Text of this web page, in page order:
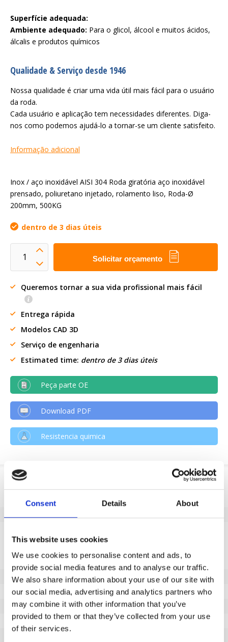
Consent Details About
This website uses cookies
We use cookies to personalise content and ads, to
provide social media features and to analyse our traffic.
We also share information about your use of our site with
our social media, advertising and analytics partners who
may combine it with other information that you’ve
provided to them or that they’ve collected from your use
of their services.
Superfície adequada:
Ambiente adequado: Para o glicol, álcool e muitos ácidos,
álcalis e produtos químicos
Qualidade & Serviço desde 1946
Nossa qualidade é criar uma vida útil mais fácil para o usuário
da roda.
Cada usuário e aplicação tem necessidades diferentes. Diga-
nos como podemos ajudá-lo a tornar-se um cliente satisfeito.
Informação adicional
Inox / aço inoxidável AISI 304 Roda giratória aço inoxidável
prensado, poliuretano injetado, rolamento liso, Roda-Ø
200mm, 500KG
dentro de 3 dias úteis
Solicitar orçamento
Queremos tornar a sua vida profissional mais fácil
Entrega rápida
Modelos CAD 3D
Serviço de engenharia
Estimated time: dentro de 3 dias úteis
Peça parte OE
Download PDF
Resistencia quimica
Informação do produto
194630202
EAN
Banda de rodagem não
marcante
Diâmetro da roda (mm)
200
Anchura de rueda (mm)
50
Capacidade de carga (kg)
650
Tipo de rolamento
Rolamento deslizante